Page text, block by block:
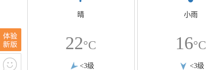
晴
22°C
<3级
小雨
16°C
<3级